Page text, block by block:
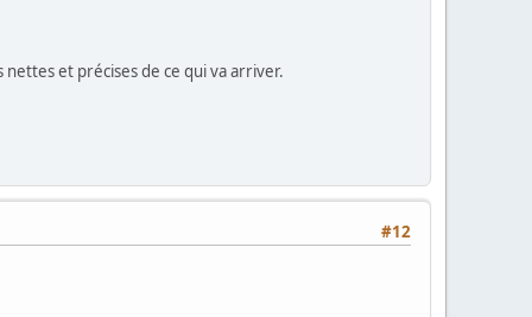
nettes et précises de ce qui va arriver.
#12